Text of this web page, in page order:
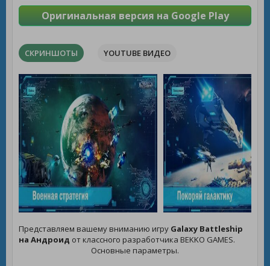
Оригинальная версия на Google Play
СКРИНШОТЫ YOUTUBE ВИДЕО
Представляем вашему вниманию игру Galaxy Battleship
на Андроид от классного разработчика BEKKO GAMES.
Основные параметры.